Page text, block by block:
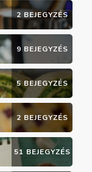
2 BEJEGYZÉS
9 BEJEGYZÉS
5 BEJEGYZÉS
2 BEJEGYZÉS
51 BEJEGYZÉS